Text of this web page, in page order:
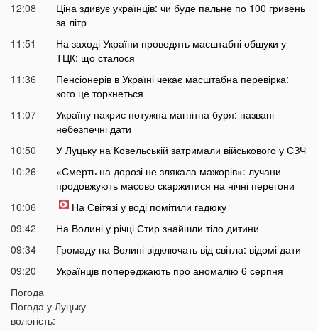
12:08
Ціна здивує українців: чи буде пальне по 100 гривень
за літр
11:51
На заході України проводять масштабні обшуки у
ТЦК: що сталося
11:36
Пенсіонерів в Україні чекає масштабна перевірка:
кого це торкнеться
11:07
Україну накриє потужна магнітна буря: названі
небезпечні дати
10:50
У Луцьку на Ковельській затримали військового у СЗЧ
10:26
«Смерть на дорозі не злякала мажорів»: лучани
продовжують масово скаржитися на нічні перегони
10:06
На Світязі у воді помітили гадюку
09:42
На Волині у річці Стир знайшли тіло дитини
09:34
Громаду на Волині відключать від світла: відомі дати
09:20
Українців попереджають про аномалію 6 серпня
09:05
вважався зниклим безвісти
Погода
Погода у Луцьку
вологість: